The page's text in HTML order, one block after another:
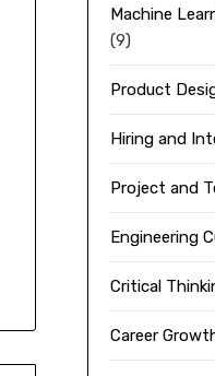
Machine
(9)
Product
Hiring and
Project and
Engineering
Critical
Career